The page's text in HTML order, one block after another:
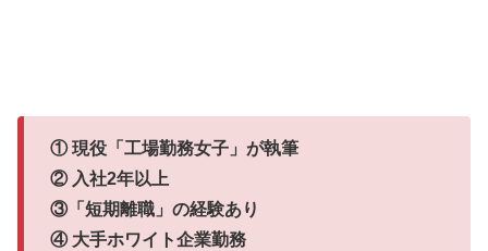
① 現役「工場勤務女子」が執筆
② 入社2年以上
③「短期離職」の経験あり
④ 大手ホワイト企業勤務